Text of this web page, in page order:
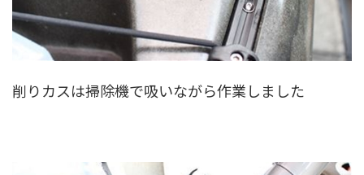
削りカスは掃除機で吸いながら作業しました